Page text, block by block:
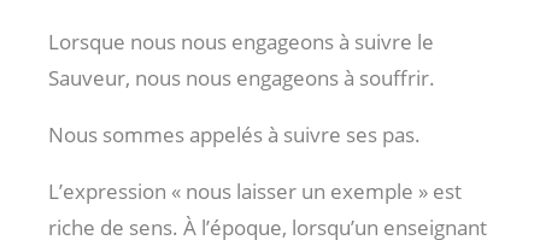
Lorsque nous nous engageons à suivre le
Sauveur, nous nous engageons à souffrir.
Nous sommes appelés à suivre ses pas.
L’expression « nous laisser un exemple » est
riche de sens. À l’époque, lorsqu’un enseignant